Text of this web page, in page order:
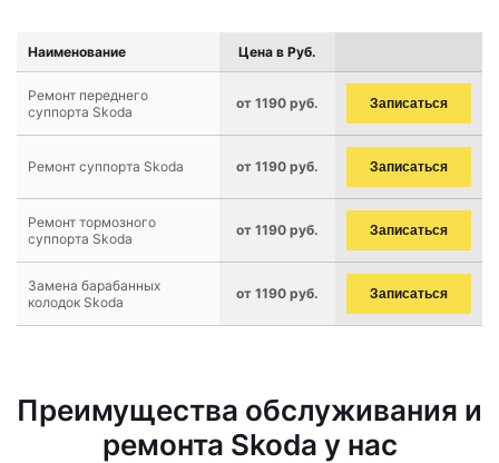
Наименование Цена в Руб.
Ремонт переднего
суппорта Skoda
от 1190 руб. Записаться
Ремонт суппорта Skoda от 1190 руб. Записаться
Ремонт тормозного
суппорта Skoda
от 1190 руб. Записаться
Замена барабанных
колодок Skoda
от 1190 руб. Записаться
Преимущества обслуживания и
ремонта Skoda у нас